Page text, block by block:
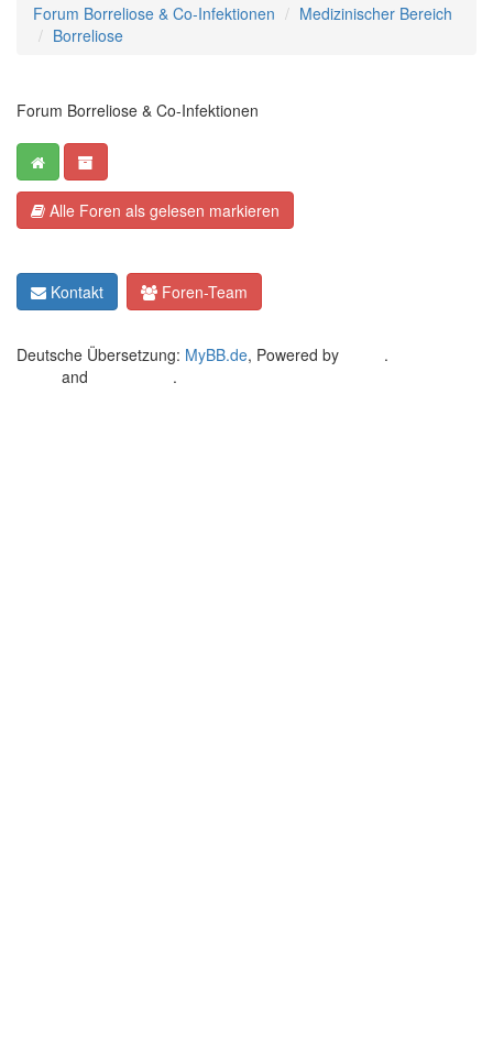
Forum Borreliose & Co-Infektionen
Medizinischer Bereich
Borreliose
Forum Borreliose & Co-Infektionen
Alle Foren als gelesen markieren
Kontakt Foren-Team
Deutsche Übersetzung: MyBB.de, Powered by .
and .